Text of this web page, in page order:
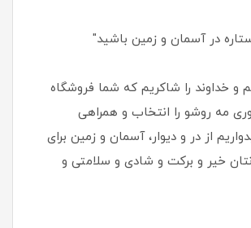
در آسمان و زمین باشید"
و خداوند را شاکریم که شما فروشگاه
مه روشو را انتخاب و همراهی
از در و دیوار، آسمان و زمین برای
خیر و برکت و شادی و سلامتی و